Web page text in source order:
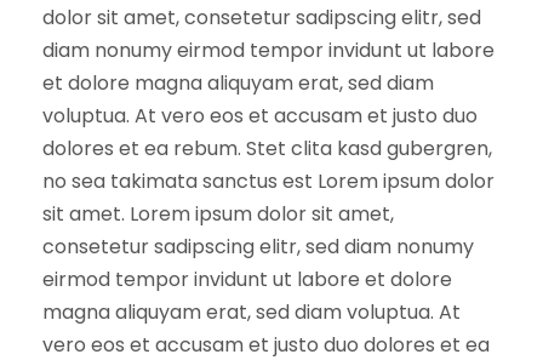
dolor sit amet, consetetur sadipscing elitr, sed
diam nonumy eirmod tempor invidunt ut labore
et dolore magna aliquyam erat, sed diam
voluptua. At vero eos et accusam et justo duo
dolores et ea rebum. Stet clita kasd gubergren,
no sea takimata sanctus est Lorem ipsum dolor
sit amet. Lorem ipsum dolor sit amet,
consetetur sadipscing elitr, sed diam nonumy
eirmod tempor invidunt ut labore et dolore
magna aliquyam erat, sed diam voluptua. At
vero eos et accusam et justo duo dolores et ea